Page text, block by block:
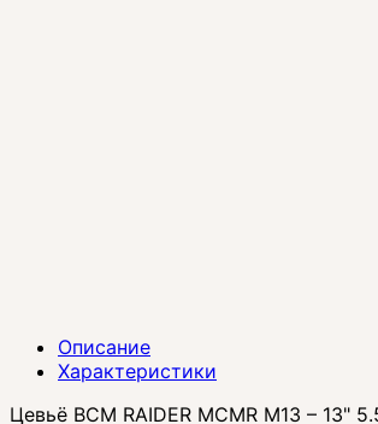
Описание
Характеристики
Цевьё BCM RAIDER MCMR M13 – 13"